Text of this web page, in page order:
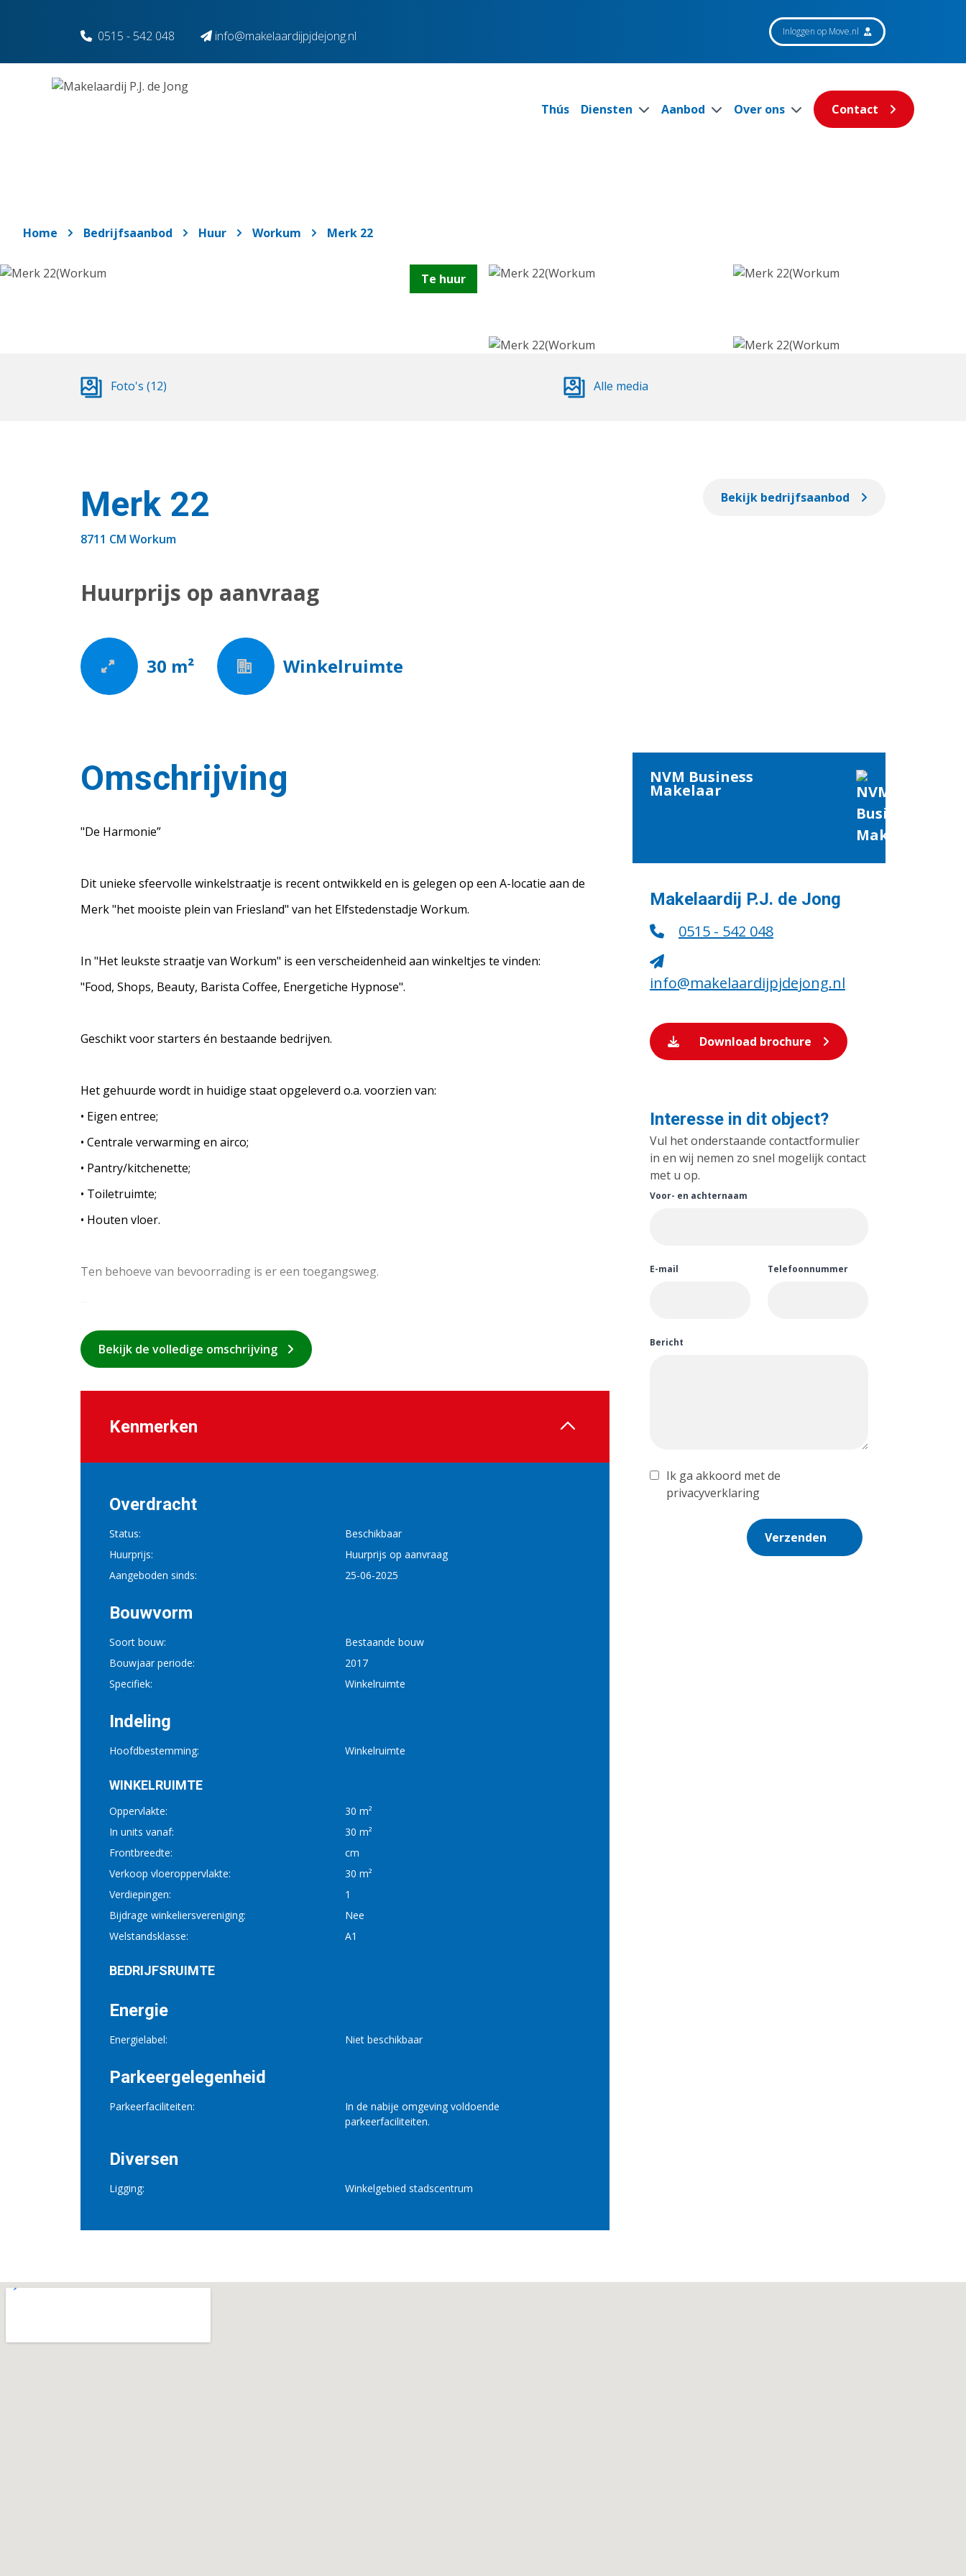
0515 - 542 048
info@makelaardijpjdejong.nl Inloggen op Move.nl
Thús Diensten Aanbod Over ons Contact
Home Bedrijfsaanbod Huur Workum Merk 22
Te huur
Foto's (12) Alle media
Merk 22
8711 CM Workum
Huurprijs op aanvraag
Bekijk bedrijfsaanbod
30 m² Winkelruimte
Omschrijving
"De Harmonie”
Dit unieke sfeervolle winkelstraatje is recent ontwikkeld en is gelegen op een A-locatie aan de
Merk "het mooiste plein van Friesland" van het Elfstedenstadje Workum.
In "Het leukste straatje van Workum" is een verscheidenheid aan winkeltjes te vinden:
"Food, Shops, Beauty, Barista Coffee, Energetiche Hypnose".
Geschikt voor starters én bestaande bedrijven.
Het gehuurde wordt in huidige staat opgeleverd o.a. voorzien van:
• Eigen entree;
• Centrale verwarming en airco;
• Pantry/kitchenette;
• Toiletruimte;
• Houten vloer.
Ten behoeve van bevoorrading is er een toegangsweg.
Bekijk de volledige omschrijving
Kenmerken
Overdracht
Status:
Beschikbaar
Huurprijs:
Huurprijs op aanvraag
Aangeboden sinds:
25-06-2025
Bouwvorm
Soort bouw:
Bestaande bouw
Bouwjaar periode:
2017
Specifiek:
Winkelruimte
Indeling
Hoofdbestemming: Winkelruimte
WINKELRUIMTE
Oppervlakte:
30 m²
In units vanaf:
30 m²
Frontbreedte:
cm
Verkoop vloeroppervlakte:
30 m²
Verdiepingen:
1
Bijdrage winkeliersvereniging:
Nee
Welstandsklasse:
A1
BEDRIJFSRUIMTE
Energie
Energielabel: Niet beschikbaar
Parkeergelegenheid
Parkeerfaciliteiten:
In de nabije omgeving voldoende
parkeerfaciliteiten.
Diversen
Ligging: Winkelgebied stadscentrum
NVM Business
Makelaar
Makelaardij P.J. de Jong
0515 - 542 048
info@makelaardijpjdejong.nl
Download brochure
Interesse in dit object?
Vul het onderstaande contactformulier
in en wij nemen zo snel mogelijk contact
met u op.
Voor- en achternaam
E-mail Telefoonnummer
Bericht
Ik ga akkoord met de
privacyverklaring
Verzenden